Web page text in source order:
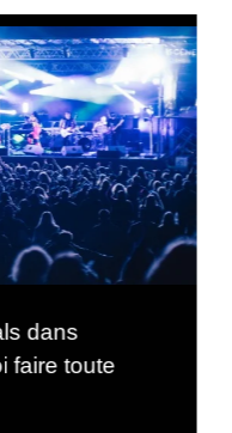
dans
faire toute